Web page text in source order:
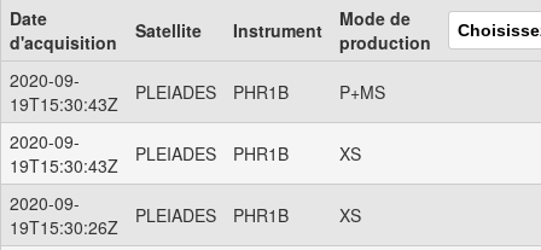
Date
d'acquisition
Satellite Instrument
Mode de
production
2020-09-
19T15:30:43Z
PLEIADES PHR1B P+MS
2020-09-
19T15:30:43Z
PLEIADES PHR1B XS
2020-09-
19T15:30:26Z
PLEIADES PHR1B XS